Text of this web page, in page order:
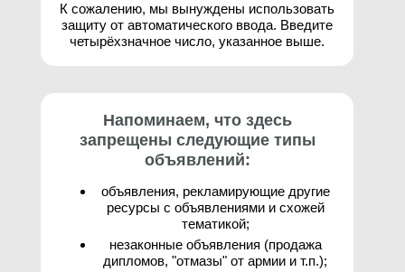
К сожалению, мы вынуждены использовать
защиту от автоматического ввода. Введите
четырёхзначное число, указанное выше.
Напоминаем, что здесь
запрещены следующие типы
объявлений:
объявления, рекламирующие другие
ресурсы с объявлениями и схожей
тематикой;
незаконные объявления (продажа
дипломов, "отмазы" от армии и т.п.);